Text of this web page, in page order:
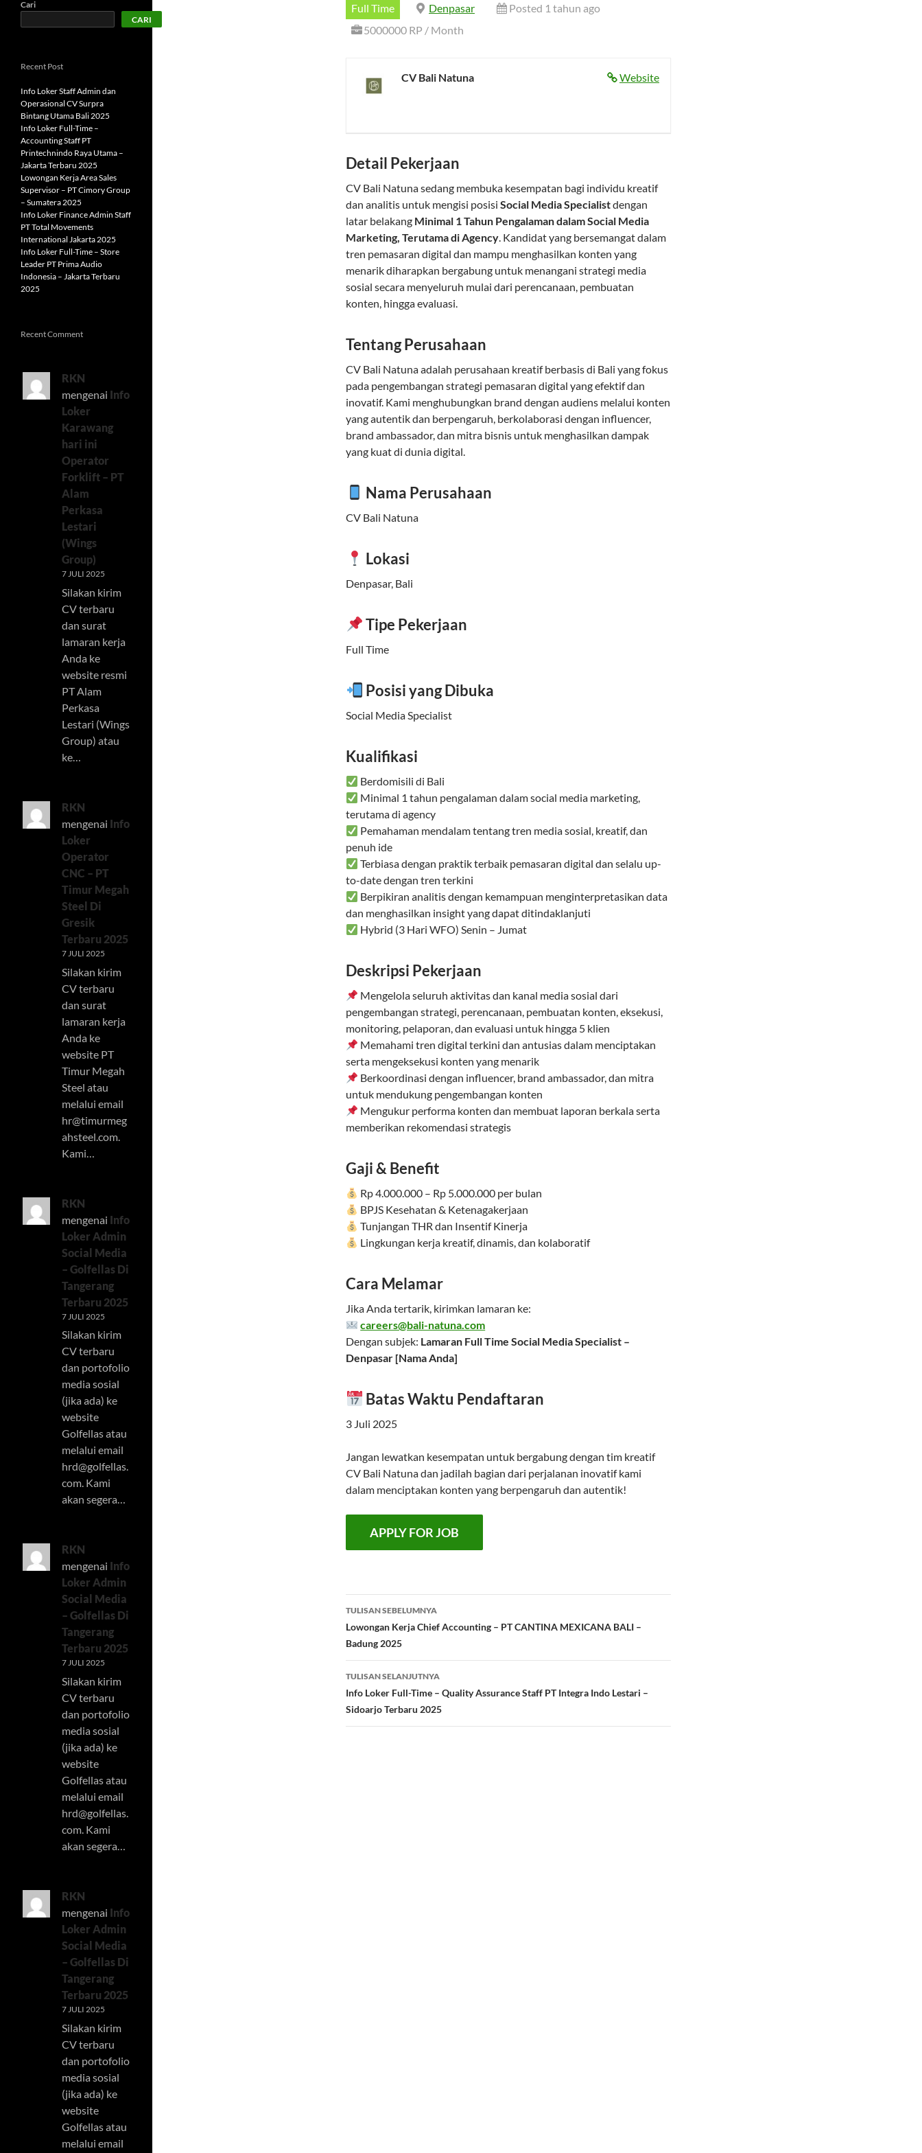
Full Time Denpasar
Posted 1 tahun ago
5000000 RP / Month
Website
CV Bali Natuna
Detail Pekerjaan
CV Bali Natuna sedang membuka kesempatan bagi individu kreatif
dan analitis untuk mengisi posisi Social Media Specialistdengan
latar belakang Minimal 1 Tahun Pengalaman dalam Social Media
Marketing, Terutama di Agency. Kandidat yang bersemangat dalam
tren pemasaran digital dan mampu menghasilkan konten yang
menarik diharapkan bergabung untuk menangani strategi media
sosial secara menyeluruh mulai dari perencanaan, pembuatan
konten, hingga evaluasi.
Tentang Perusahaan
CV Bali Natuna adalah perusahaan kreatif berbasis di Bali yang fokus
pada pengembangan strategi pemasaran digital yang efektif dan
inovatif. Kami menghubungkan brand dengan audiens melalui konten
yang autentik dan berpengaruh, berkolaborasi dengan influencer,
brand ambassador, dan mitra bisnis untuk menghasilkan dampak
yang kuat di dunia digital.
Nama Perusahaan
CV Bali Natuna
Lokasi
Denpasar, Bali
Tipe Pekerjaan
Full Time
Posisi yang Dibuka
Social Media Specialist
Kualifikasi
Berdomisili di Bali
Minimal 1 tahun pengalaman dalam social media marketing,
terutama di agency
Pemahaman mendalam tentang tren media sosial, kreatif, dan
penuh ide
Terbiasa dengan praktik terbaik pemasaran digital dan selalu up-
to-date dengan tren terkini
Berpikiran analitis dengan kemampuan menginterpretasikan data
dan menghasilkan insight yang dapat ditindaklanjuti
Hybrid (3 Hari WFO) Senin – Jumat
Deskripsi Pekerjaan
Mengelola seluruh aktivitas dan kanal media sosial dari
pengembangan strategi, perencanaan, pembuatan konten, eksekusi,
monitoring, pelaporan, dan evaluasi untuk hingga 5 klien
Memahami tren digital terkini dan antusias dalam menciptakan
serta mengeksekusi konten yang menarik
Berkoordinasi dengan influencer, brand ambassador, dan mitra
untuk mendukung pengembangan konten
Mengukur performa konten dan membuat laporan berkala serta
memberikan rekomendasi strategis
Gaji & Benefit
Rp 4.000.000 – Rp 5.000.000 per bulan
BPJS Kesehatan & Ketenagakerjaan
Tunjangan THR dan Insentif Kinerja
Lingkungan kerja kreatif, dinamis, dan kolaboratif
Cara Melamar
Jika Anda tertarik, kirimkan lamaran ke:
careers@bali-natuna.com
Dengan subjek: Lamaran Full Time Social Media Specialist –
Denpasar [Nama Anda]
Batas Waktu Pendaftaran
3 Juli 2025
Jangan lewatkan kesempatan untuk bergabung dengan tim kreatif
CV Bali Natuna dan jadilah bagian dari perjalanan inovatif kami
dalam menciptakan konten yang berpengaruh dan autentik!
Navigasi
Tulisan
TULISAN SEBELUMNYA
Lowongan Kerja Chief Accounting – PT CANTINA MEXICANA BALI –
Badung 2025
TULISAN SELANJUTNYA
Info Loker Full-Time – Quality Assurance Staff PT Integra Indo Lestari –
Sidoarjo Terbaru 2025
Cari
CARI
Recent Post
Info Loker Staff Admin dan
Operasional CV Surpra
Bintang Utama Bali 2025
Info Loker Full-Time –
Accounting Staff PT
Printechnindo Raya Utama –
Jakarta Terbaru 2025
Lowongan Kerja Area Sales
Supervisor – PT Cimory Group
– Sumatera 2025
Info Loker Finance Admin Staff
PT Total Movements
International Jakarta 2025
Info Loker Full-Time – Store
Leader PT Prima Audio
Indonesia – Jakarta Terbaru
2025
Recent Comment
RKN
mengenai Info
Loker
Karawang
hari ini
Operator
Forklift – PT
Alam
Perkasa
Lestari
(Wings
Group)
7 JULI 2025
Silakan kirim
CV terbaru
dan surat
lamaran kerja
Anda ke
website resmi
PT Alam
Perkasa
Lestari (Wings
Group) atau
ke…
RKN
mengenai Info
Loker
Operator
CNC – PT
Timur Megah
Steel Di
Gresik
Terbaru 2025
7 JULI 2025
Silakan kirim
CV terbaru
dan surat
lamaran kerja
Anda ke
website PT
Timur Megah
Steel atau
melalui email
hr@timurmeg
ahsteel.com
Kami…
RKN
mengenai Info
Loker Admin
Social Media
– Golfellas Di
Tangerang
Terbaru 2025
7 JULI 2025
Silakan kirim
CV terbaru
dan portofolio
media sosial
(jika ada) ke
website
Golfellas atau
melalui email
hrd@golfellas.
com. Kami
akan segera…
RKN
mengenai Info
Loker Admin
Social Media
– Golfellas Di
Tangerang
Terbaru 2025
7 JULI 2025
Silakan kirim
CV terbaru
dan portofolio
media sosial
(jika ada) ke
website
Golfellas atau
melalui email
hrd@golfellas.
com. Kami
akan segera…
RKN
mengenai Info
Loker Admin
Social Media
– Golfellas Di
Tangerang
Terbaru 2025
7 JULI 2025
Silakan kirim
CV terbaru
dan portofolio
media sosial
(jika ada) ke
website
Golfellas atau
melalui email